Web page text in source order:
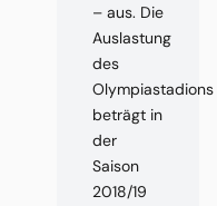
– aus. Die
Auslastung
des
Olympiastadions
beträgt in
der
Saison
2018/19